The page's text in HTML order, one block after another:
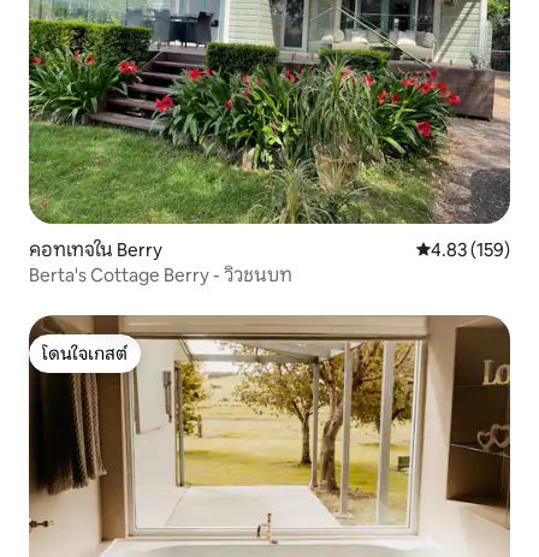
คอทเทจใน Berry คะแนนเฉลี่ย
4.83 (159)
Berta's Cottage Berry - วิวชนบท
โดนใจเกสต์
โดนใจเกสต์